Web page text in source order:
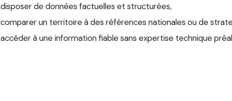
disposer de données factuelles et structurées,
comparer un territoire à des références nationales ou de
accéder à une information fiable sans expertise technique